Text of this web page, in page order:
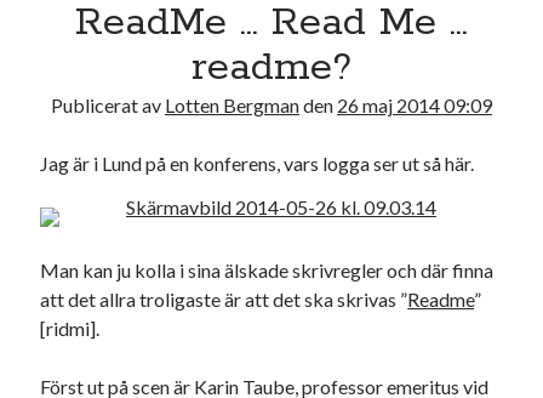
T O T F S
2 3 4
5 6 7 8 9 10 11
26
« apr jun »
ReadMe … Read Me …
readme?
Publicerat av Lotten Bergmanden 26 maj 2014 09:09
Jag är i Lund på en konferens, vars logga ser ut så här.
Man kan ju kolla i sina älskade skrivregler och där finna
att det allra troligaste är att det ska skrivas ”Readme”
[ridmi].
Först ut på scen är Karin Taube, professor emeritus vid